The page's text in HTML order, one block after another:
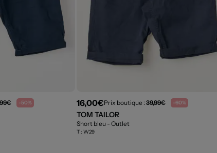
-50% 16,00€Prix boutique :39,99€ -60%
TOM TAILOR
Short bleu - Outlet
T :W29